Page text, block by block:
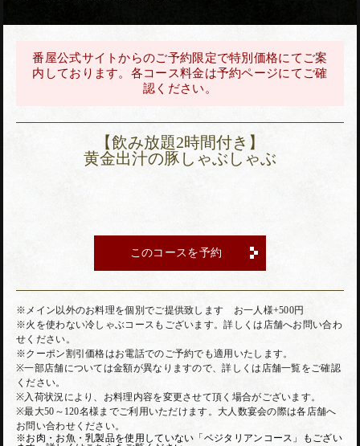
番屋公式サイトからのご予約限定で特別価格にてご案
内しております。各コース料金は予約ページにてご確
認ください。
【飲み放題2時間付き】
黄金出汁の豚しゃぶしゃぶ
このコースを予約
※メイン以外のお料理を個別でご提供致します お一人様+500円
※火を使わない冷しゃぶコースもございます。詳しくは店舗へお問い合わ
せください。
※クーポン割引価格はお電話でのご予約でも適用いたします。
※一部店舗については金額が異なりますので、詳しくは店舗一覧をご確認
ください。
※入荷状況により、お料理内容を変更させて頂く場合がございます。
※最大50～120名様までご利用いただけます。大人数宴会の際は各店舗へ
お問い合わせください。
※お肉・お魚・乳製品を使用していない「ベジタリアンコース」もござい